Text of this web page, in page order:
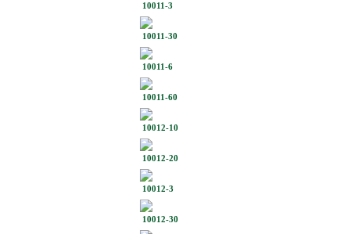
10011-3
10011-30
10011-6
10011-60
10012-10
10012-20
10012-3
10012-30